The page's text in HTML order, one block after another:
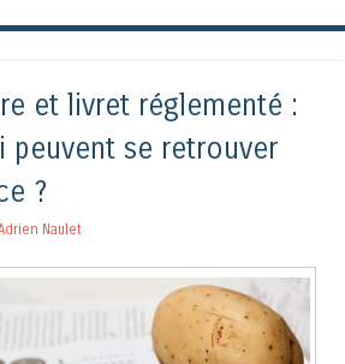
et livret réglementé :
peuvent se retrouver
?
Naulet